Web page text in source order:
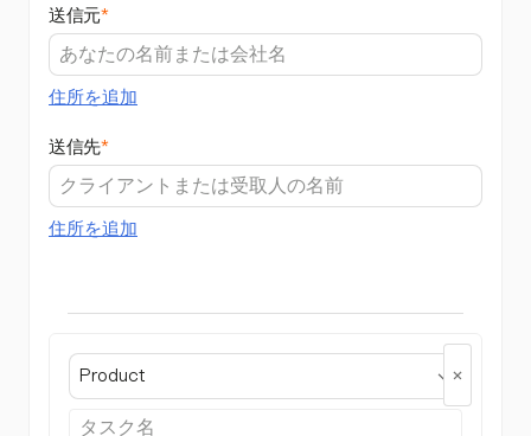
送信元*
住所を追加
送信先*
住所を追加
Product